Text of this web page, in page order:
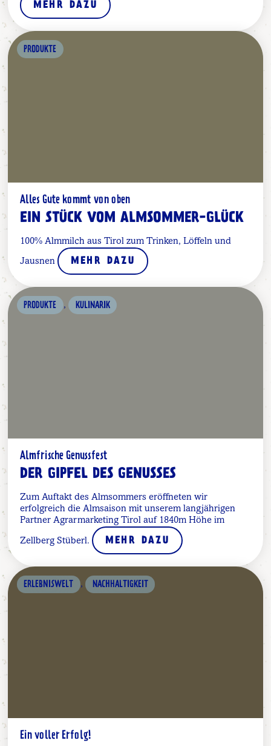
MEHR DAZU
PRODUKTE
Alles Gute kommt von oben
EIN STÜCK VOM ALMSOMMER-GLÜCK
100% Almmilch aus Tirol zum Trinken, Löffeln und
Jausnen MEHR DAZU
PRODUKTE , KULINARIK
Almfrische Genussfest
DER GIPFEL DES GENUSSES
Zum Auftakt des Almsommers eröffneten wir
erfolgreich die Almsaison mit unserem langjährigen
Partner Agrarmarketing Tirol auf 1840m Höhe im
Zellberg Stüberl. MEHR DAZU
ERLEBNISWELT , NACHHALTIGKEIT
Ein voller Erfolg!